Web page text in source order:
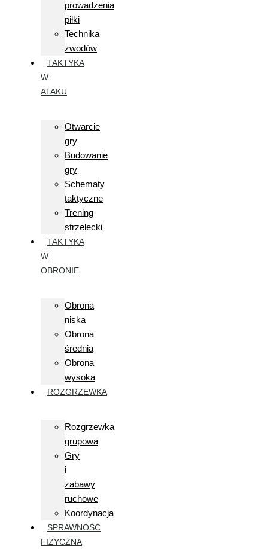
prowadzenia
piłki
Technika
zwodów
TAKTYKA
W
ATAKU
Otwarcie
gry
Budowanie
gry
Schematy
taktyczne
Trening
strzelecki
TAKTYKA
W
OBRONIE
Obrona
niska
Obrona
średnia
Obrona
wysoka
ROZGRZEWKA
Rozgrzewka
grupowa
Gry
i
zabawy
ruchowe
Koordynacja
SPRAWNOŚĆ
FIZYCZNA